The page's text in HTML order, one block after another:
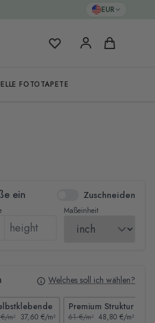
EUR
Meine FavoritenWarenkorb
FOTOTAPETE
ein Zuschneiden
Maßeinheit
Welches soll ich wählen?
m² 37,60 €/m²
Premium Struktur
61 €/m² 48,80 €/m²